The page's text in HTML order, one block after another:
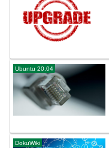
Ubuntu 20.04
DokuWiki